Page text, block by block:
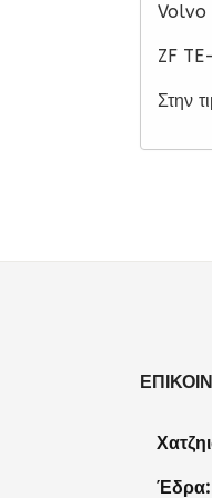
Volvo
ZF
Στην
Έδρα: